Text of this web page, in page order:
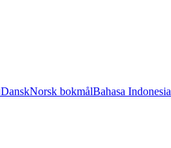
DanskNorsk bokmålBahasa Indonesia